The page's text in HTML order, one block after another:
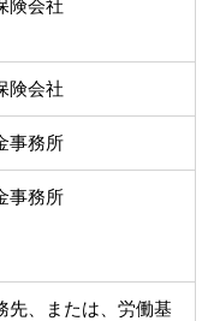
険会社
険会社
事務所
事務所
先、または、労働基